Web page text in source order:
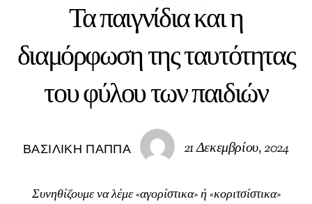
Τα παιγνίδια και η
διαμόρφωση της ταυτότητας
του φύλου των παιδιών
ΒΑΣΙΛΙΚΉ ΠΑΠΠΆ 21 Δεκεμβρίου, 2024
Συνηθίζουμε να λέμε «αγορίστικα» ή «κοριτσίστικα»